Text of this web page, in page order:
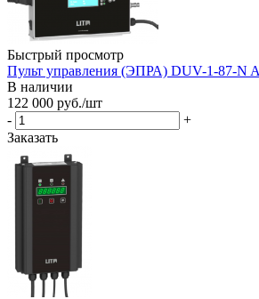
Быстрый просмотр
Пульт управления (ЭПРА) DUV-1-87-N
В наличии
122 000 руб./шт
-
+
Заказать